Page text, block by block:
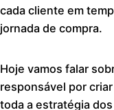
cada cliente em
jornada de compra.
Hoje vamos falar
responsável por
toda a estratégia